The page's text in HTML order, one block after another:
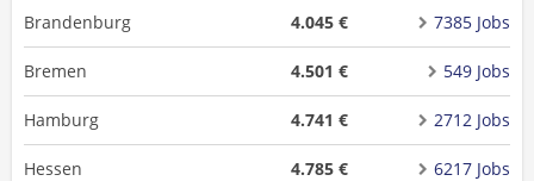
Brandenburg 4.045 € 7385 Jobs
Bremen 4.501 € 549 Jobs
Hamburg 4.741 € 2712 Jobs
Hessen 4.785 € 6217 Jobs